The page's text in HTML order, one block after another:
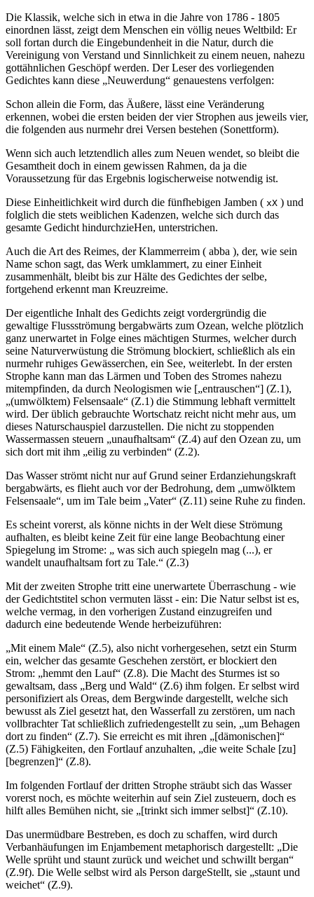
Die Klassik, welche sich in etwa in die Jahre von 1786 - 1805
einordnen lässt, zeigt dem Menschen ein völlig neues Weltbild: Er
soll fortan durch die Eingebundenheit in die Natur, durch die
Vereinigung von Verstand und Sinnlichkeit zu einem neuen, nahezu
gottähnlichen Geschöpf werden. Der Leser des vorliegenden
Gedichtes kann diese „Neuwerdung“ genauestens verfolgen:
Schon allein die Form, das Äußere, lässt eine Veränderung
erkennen, wobei die ersten beiden der vier Strophen aus jeweils vier,
die folgenden aus nurmehr drei Versen bestehen (Sonettform).
Wenn sich auch letztendlich alles zum Neuen wendet, so bleibt die
Gesamtheit doch in einem gewissen Rahmen, da ja die
Voraussetzung für das Ergebnis logischerweise notwendig ist.
Diese Einheitlichkeit wird durch die fünfhebigen Jamben ( xX ) und
folglich die stets weiblichen Kadenzen, welche sich durch das
gesamte Gedicht hindurchzieHen, unterstrichen.
Auch die Art des Reimes, der Klammerreim ( abba ), der, wie sein
Name schon sagt, das Werk umklammert, zu einer Einheit
zusammenhält, bleibt bis zur Hälte des Gedichtes der selbe,
fortgehend erkennt man Kreuzreime.
Der eigentliche Inhalt des Gedichts zeigt vordergründig die
gewaltige Flussströmung bergabwärts zum Ozean, welche plötzlich
ganz unerwartet in Folge eines mächtigen Sturmes, welcher durch
seine Naturverwüstung die Strömung blockiert, schließlich als ein
nurmehr ruhiges Gewässerchen, ein See, weiterlebt. In der ersten
Strophe kann man das Lärmen und Toben des Stromes nahezu
mitempfinden, da durch Neologismen wie [„entrauschen“] (Z.1),
„(umwölktem) Felsensaale“ (Z.1) die Stimmung lebhaft vermittelt
wird. Der üblich gebrauchte Wortschatz reicht nicht mehr aus, um
dieses Naturschauspiel darzustellen. Die nicht zu stoppenden
Wassermassen steuern „unaufhaltsam“ (Z.4) auf den Ozean zu, um
sich dort mit ihm „eilig zu verbinden“ (Z.2).
Das Wasser strömt nicht nur auf Grund seiner Erdanziehungskraft
bergabwärts, es flieht auch vor der Bedrohung, dem „umwölktem
Felsensaale“, um im Tale beim „Vater“ (Z.11) seine Ruhe zu finden.
Es scheint vorerst, als könne nichts in der Welt diese Strömung
aufhalten, es bleibt keine Zeit für eine lange Beobachtung einer
Spiegelung im Strome: „ was sich auch spiegeln mag (...), er
wandelt unaufhaltsam fort zu Tale.“ (Z.3)
Mit der zweiten Strophe tritt eine unerwartete Überraschung - wie
der Gedichtstitel schon vermuten lässt - ein: Die Natur selbst ist es,
welche vermag, in den vorherigen Zustand einzugreifen und
dadurch eine bedeutende Wende herbeizuführen:
„Mit einem Male“ (Z.5), also nicht vorhergesehen, setzt ein Sturm
ein, welcher das gesamte Geschehen zerstört, er blockiert den
Strom: „hemmt den Lauf“ (Z.8). Die Macht des Sturmes ist so
gewaltsam, dass „Berg und Wald“ (Z.6) ihm folgen. Er selbst wird
personifiziert als Oreas, dem Bergwinde dargestellt, welche sich
bewusst als Ziel gesetzt hat, den Wasserfall zu zerstören, um nach
vollbrachter Tat schließlich zufriedengestellt zu sein, „um Behagen
dort zu finden“ (Z.7). Sie erreicht es mit ihren „[dämonischen]“
(Z.5) Fähigkeiten, den Fortlauf anzuhalten, „die weite Schale [zu]
[begrenzen]“ (Z.8).
Im folgenden Fortlauf der dritten Strophe sträubt sich das Wasser
vorerst noch, es möchte weiterhin auf sein Ziel zusteuern, doch es
hilft alles Bemühen nicht, sie „[trinkt sich immer selbst]“ (Z.10).
Das unermüdbare Bestreben, es doch zu schaffen, wird durch
Verbanhäufungen im Enjambement metaphorisch dargestellt: „Die
Welle sprüht und staunt zurück und weichet und schwillt bergan“
(Z.9f). Die Welle selbst wird als Person dargeStellt, sie „staunt und
weichet“ (Z.9).